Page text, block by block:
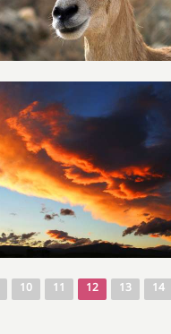
10 11 12 13 14